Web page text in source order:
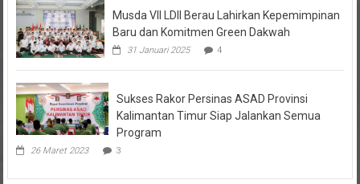
Baru dan Komitmen Green Dakwah
31 Januari 2025 4
Kalimantan Timur Siap Jalankan Semua
Program
26 Maret 2023 3